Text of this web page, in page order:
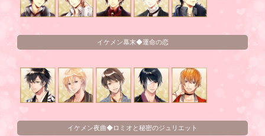
イケメン幕末◆運命の恋
イケメン夜曲◆ロミオと秘密のジュリエット